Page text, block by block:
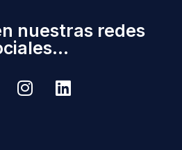
nuestras redes